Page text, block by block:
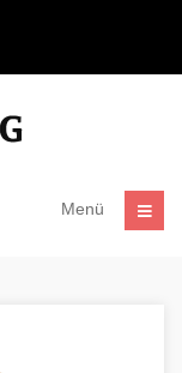
Menü